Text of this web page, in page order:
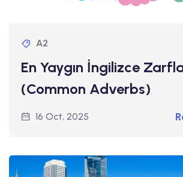
A2
En Yaygın İngilizce
(Common Adverbs)
16 Oct, 2025